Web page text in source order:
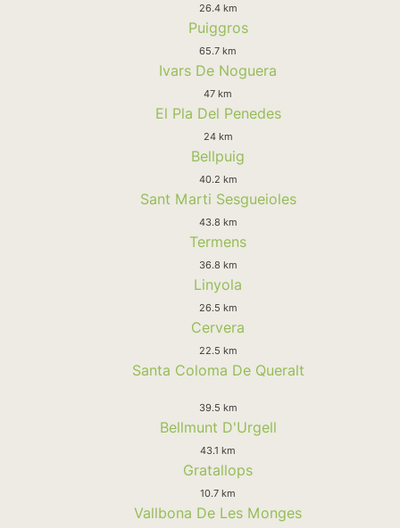
26.4 km
Puiggros
65.7 km
Ivars De Noguera
47 km
El Pla Del Penedes
24 km
Bellpuig
40.2 km
Sant Marti Sesgueioles
43.8 km
Termens
36.8 km
Linyola
26.5 km
Cervera
22.5 km
Santa Coloma De Queralt
39.5 km
Bellmunt D'Urgell
43.1 km
Gratallops
10.7 km
Vallbona De Les Monges